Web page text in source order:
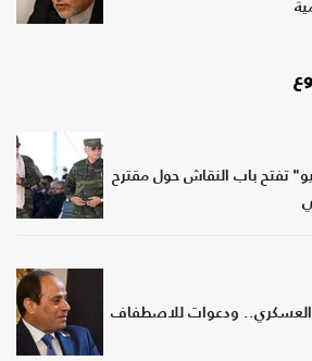
تفتح باب النقاش حول مقترح
العسكري.. ودعوات للاصطفاف